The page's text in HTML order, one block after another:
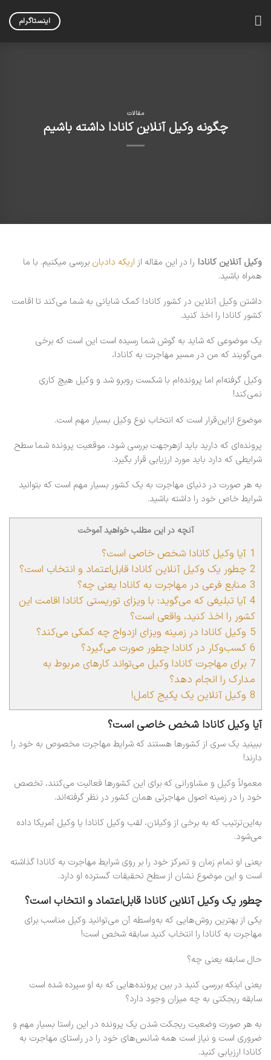
اینستاگرام
مقالات
چگونه وکیل آنلاین کانادا داشته باشیم
وکیل آنلاین کانادا را در این مقاله از اریکه دادبان بررسی میکنیم. با ما
همراه باشید.
داشتن وکیل آنلاین در کشور کانادا کمک شایانی به شما می‌کند تا اقامت
کشور کانادا را اخذ کنید.
یک موضوعی که شاید به گوش شما رسیده است این است که برخی
می‌گویند که من در مسیر مهاجرت به کانادا،
وکیل گرفته‌ام اما پرونده‌ام با شکست روبرو شد و وکیل هیچ کاری
نمی‌کند!
موضوع ازاین‌قرار است که انتخاب نوع وکیل بسیار مهم است.
پرونده‌ای که دارید باید ازهرجهت بررسی شود، موقعیت پرونده شما سطح
شرایطی که دارد باید مورد ارزیابی قرار بگیرد.
به هر صورت در دنیای مهاجرت به یک کشور بسیار مهم است که بتوانید
شرایط خاص خود را داشته باشید.
آنچه در این مطلب خواهید آموخت
1 آیا وکیل کانادا شخص خاصی است؟
2 چطور یک وکیل آنلاین کانادا قابل‌اعتماد و انتخاب است؟
3 منابع فرعی در مهاجرت به کانادا یعنی چه؟
4 آیا تبلیغی که می‌گوید: با ویزای توریستی کانادا اقامت این
کشور را اخذ کنید، واقعی است؟
5 وکیل کانادا در زمینه ویزای ازدواج چه کمکی می‌کند؟
6 کسب‌وکار در کانادا چطور صورت می‌گیرد؟
7 برای مهاجرت کانادا وکیل می‌تواند کارهای مربوط به
مدارک را انجام دهد؟
8 وکیل آنلاین یک پکیج کامل!
آیا وکیل کانادا شخص خاصی است؟
ببینید یک سری از کشورها هستند که شرایط مهاجرت مخصوص به خود را
دارند!
معمولاً وکیل و مشاورانی که برای این کشورها فعالیت می‌کنند، تخصص
خود را در زمینه اصول مهاجرتی همان کشور در نظر گرفته‌اند.
به‌این‌ترتیب که به برخی از وکیلان، لقب وکیل کانادا یا وکیل آمریکا داده
می‌شود.
یعنی او تمام زمان و تمرکز خود را بر روی شرایط مهاجرت به کانادا گذاشته
است و این موضوع نشان از سطح تحقیقات گسترده او دارد.
چطور یک وکیل آنلاین کانادا قابل‌اعتماد و انتخاب است؟
یکی از بهترین روش‌هایی که به‌واسطه آن می‌توانید وکیل مناسب برای
مهاجرت به کانادا را انتخاب کنید سابقه شخص است!
حال سابقه یعنی چه؟
یعنی اینکه بررسی کنید در بین پرونده‌هایی که به او سپرده شده است
سابقه ریجکتی به چه میزان وجود دارد؟
به هر صورت وضعیت ریجکت شدن یک پرونده در این راستا بسیار مهم و
ضروری است و نیاز است همه شانس‌های خود را در راستای مهاجرت به
کانادا ارزیابی کنید.